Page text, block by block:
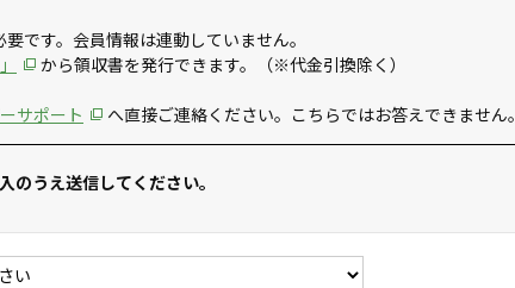
です。会員情報は連動していません。
から領収書を発行できます。（※代金引換除く）
サポート へ直接ご連絡ください。こちらではお答えできません。
うえ送信してください。